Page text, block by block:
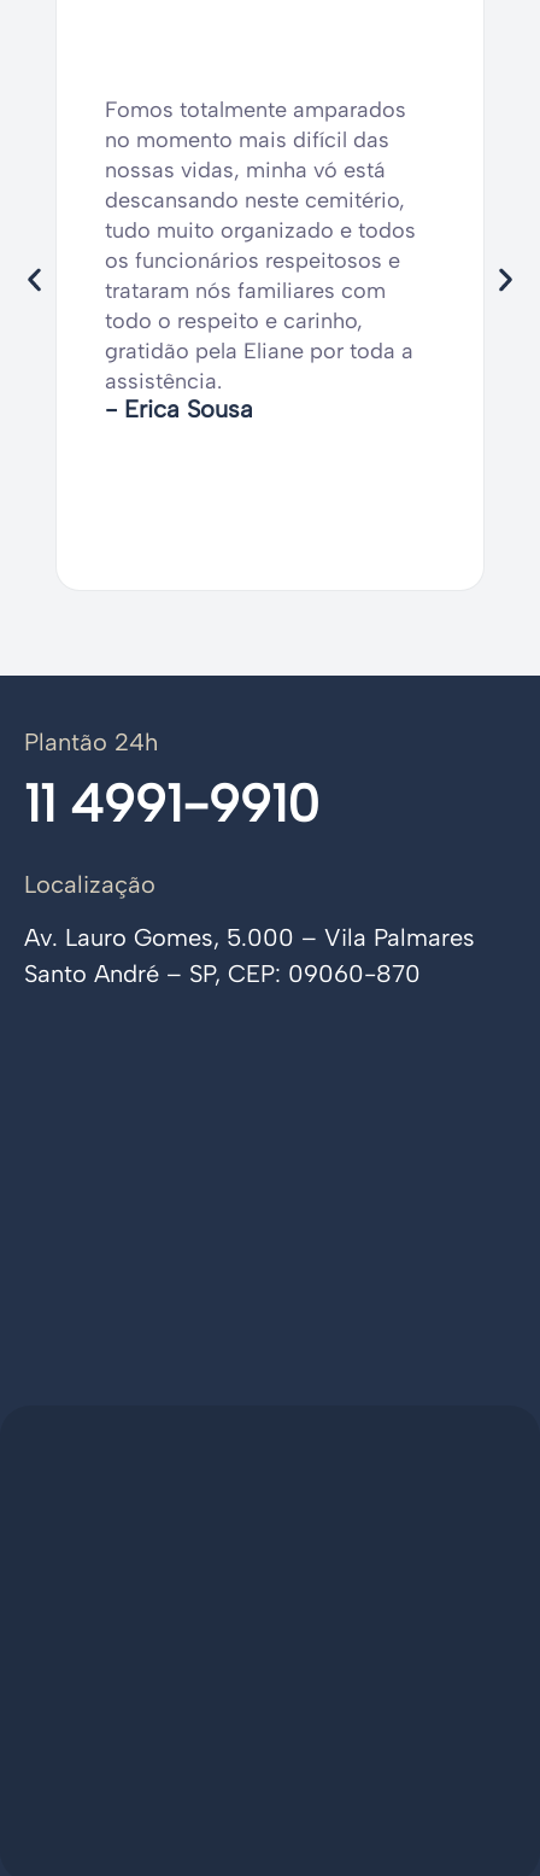
Fomos totalmente amparados
no momento mais difícil das
nossas vidas, minha vó está
descansando neste cemitério,
tudo muito organizado e todos
os funcionários respeitosos e
trataram nós familiares com
todo o respeito e carinho,
gratidão pela Eliane por toda a
assistência.
- Erica Sousa
Plantão 24h
11 4991-9910
Localização
Av. Lauro Gomes, 5.000 – Vila Palmares
Santo André – SP, CEP: 09060-870